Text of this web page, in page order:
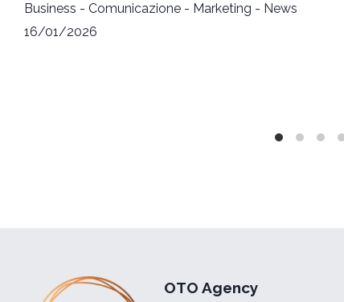
Business - Comunicazione- Marketing - News
16/01/2026
OTO Agency